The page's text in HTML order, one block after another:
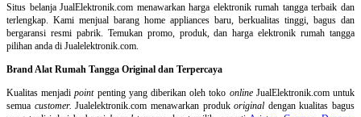
Situs belanjaJualElektronik.com menawarkan harga elektronik rumah tangga terbaik dan
terlengkap. Kami menjual barang home appliances baru, berkualitas tinggi, bagus dan
bergaransi resmi pabrik. Temukan promo, produk, dan harga elektronik rumah tangga
pilihan anda di Jualelektronik.com.
Brand Alat Rumah Tangga Original dan Terpercaya
Kualitas menjadipointpenting yang diberikan oleh toko onlineJualElektronik.com untuk
semua customer. Jualelektronik.com menawarkan produkoriginal dengan kualitas bagus